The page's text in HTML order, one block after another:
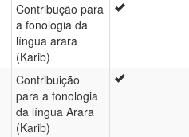
Contribução para
a fonologia da
língua arara
(Karib)
Contribuição
para a fonologia
da língua Arara
(Karib)